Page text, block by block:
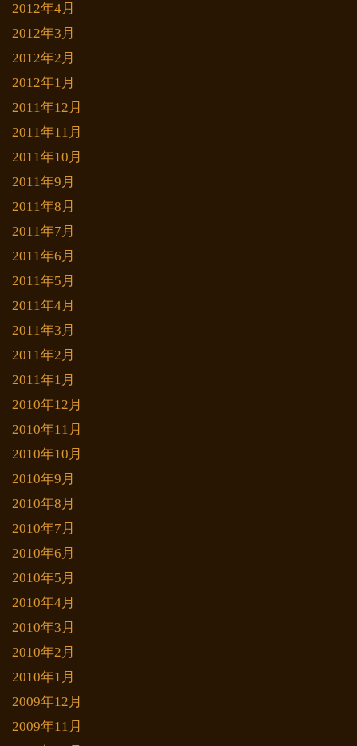
2012年4月
2012年3月
2012年2月
2012年1月
2011年12月
2011年11月
2011年10月
2011年9月
2011年8月
2011年7月
2011年6月
2011年5月
2011年4月
2011年3月
2011年2月
2011年1月
2010年12月
2010年11月
2010年10月
2010年9月
2010年8月
2010年7月
2010年6月
2010年5月
2010年4月
2010年3月
2010年2月
2010年1月
2009年12月
2009年11月